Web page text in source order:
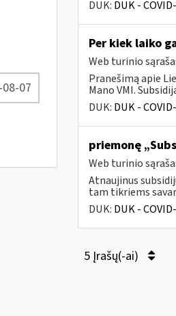
DUK: DUK -
Per kiek laiko
Web turinio
Pranešimą apie
Mano VMI.
DUK: DUK -
priemonę
Web turinio
Atnaujinus
tam tikriems
DUK: DUK -
5 Įrašų(-ai)